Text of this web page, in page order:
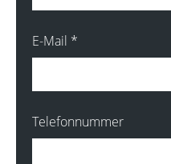
E-Mail *
Telefonnummer